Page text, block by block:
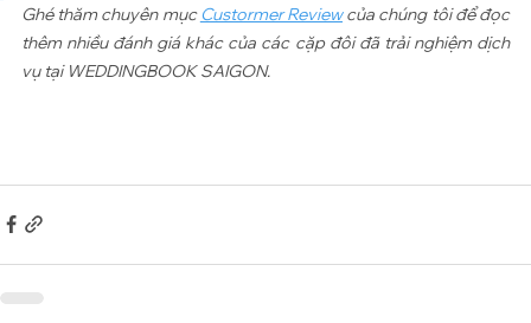
Ghé thăm chuyên mục Custormer Review của chúng tôi để đọc
thêm nhiều đánh giá khác của các cặp đôi đã trải nghiệm dịch
vụ tại WEDDINGBOOK SAIGON.